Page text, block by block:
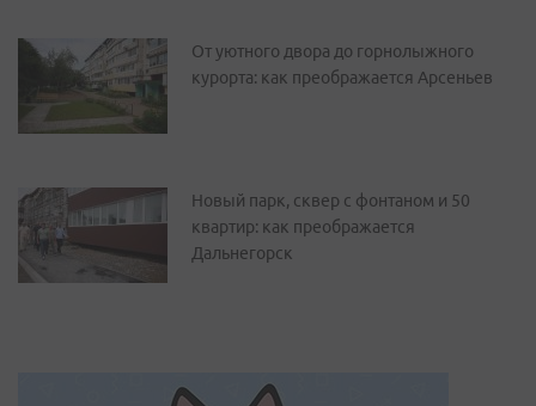
От уютного двора до горнолыжного
курорта: как преображается Арсеньев
Новый парк, сквер с фонтаном и 50
квартир: как преображается
Дальнегорск